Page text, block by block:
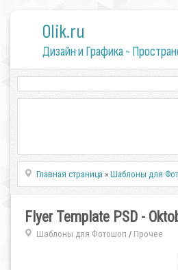
0lik.ru
Дизайн и Графика -
Главная страница »Шаблоны для
Flyer Template PSD -
Шаблоны для Фотошоп / Прочее